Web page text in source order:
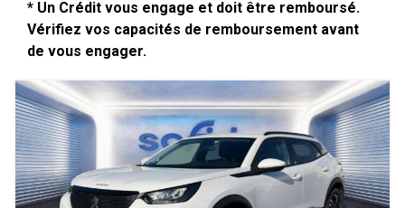
* Un Crédit vous engage et doit être remboursé.
Vérifiez vos capacités de remboursement avant
de vous engager.